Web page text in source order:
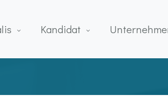
Kandidat